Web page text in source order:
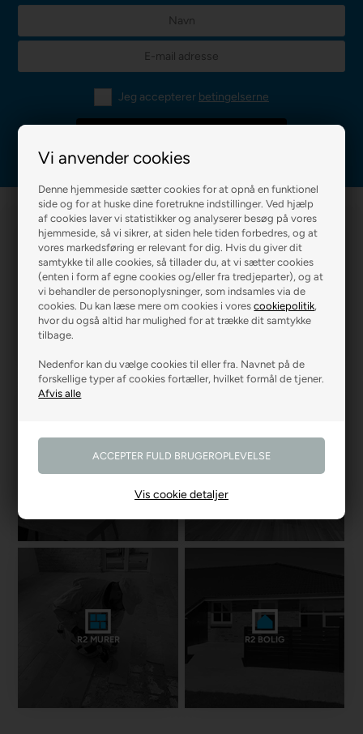
Vi anvender cookies
Denne hjemmeside sætter cookies for at opnå en funktionel
side og for at huske dine foretrukne indstillinger. Ved hjælp
af cookies laver vi statistikker og analyserer besøg på vores
hjemmeside, så vi sikrer, at siden hele tiden forbedres, og at
vores markedsføring er relevant for dig. Hvis du giver dit
samtykke til alle cookies, så tillader du, at vi sætter cookies
(enten i form af egne cookies og/eller fra tredjeparter), og at
vi behandler de personoplysninger, som indsamles via de
cookies. Du kan læse mere om cookies i vorescookiepolitik,
hvor du også altid har mulighed for at trække dit samtykke
tilbage.
Nedenfor kan du vælge cookies til eller fra. Navnet på de
forskellige typer af cookies fortæller, hvilket formål de tjener.
Vis cookie detaljer
Jeg accepterer betingelserne
R2 MALERFIRMA R2 FARVEHANDEL
R2 GARDINER R2 GULVE
R2 MURER R2 BOLIG